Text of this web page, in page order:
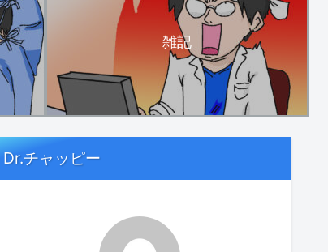
雑記
Dr.チャッピー